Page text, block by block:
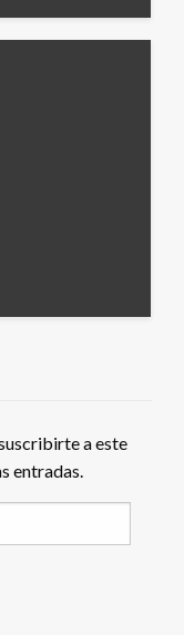
a este
entradas.